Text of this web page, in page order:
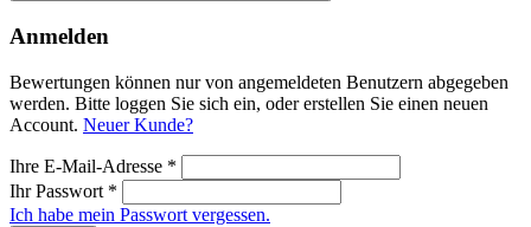
Anmelden
Bewertungen können nur von angemeldeten Benutzern abgegeben
werden. Bitte loggen Sie sich ein, oder erstellen Sie einen neuen
Account. Neuer Kunde?
Ihre E-Mail-Adresse *
Ihr Passwort *
Ich habe mein Passwort vergessen.